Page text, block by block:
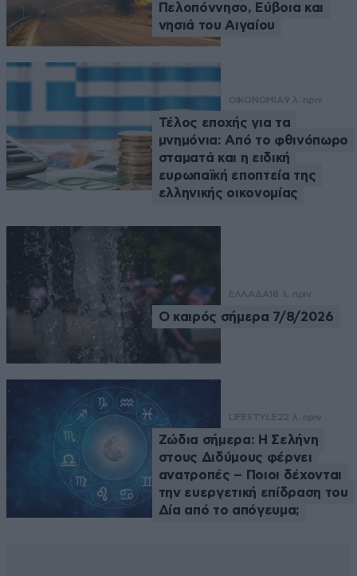
Πελοπόννησο, Εύβοια και
νησιά του Αιγαίου
ΟΙΚΟΝΟΜΙΑ9 λ. πριν
Τέλος εποχής για τα
μνημόνια: Από το φθινόπωρο
σταματά και η ειδική
ευρωπαϊκή εποπτεία της
ελληνικής οικονομίας
ΕΛΛΑΔΑ 18 λ. πριν
Ο καιρός σήμερα 7/8/2026
LIFESTYLE22 λ. πριν
Ζώδια σήμερα: Η Σελήνη
στους Διδύμους φέρνει
ανατροπές – Ποιοι δέχονται
την ευεργετική επίδραση του
Δία από το απόγευμα;